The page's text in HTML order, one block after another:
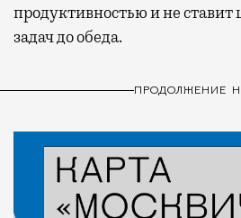
продуктивностью и не ставит
задач до обеда.
ПРОДОЛЖЕНИЕ